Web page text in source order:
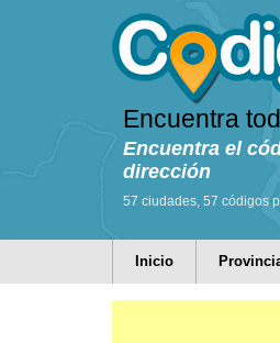
Encuentra
Encuentra el
dirección
57 ciudades, 57 códigos
Inicio